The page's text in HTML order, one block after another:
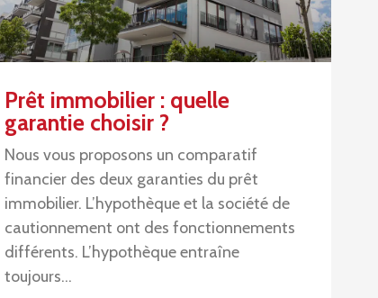
Prêt immobilier : quelle
garantie choisir ?
Nous vous proposons un comparatif
financier des deux garanties du prêt
immobilier. L’hypothèque et la société de
cautionnement ont des fonctionnements
différents. L’hypothèque entraîne
toujours…